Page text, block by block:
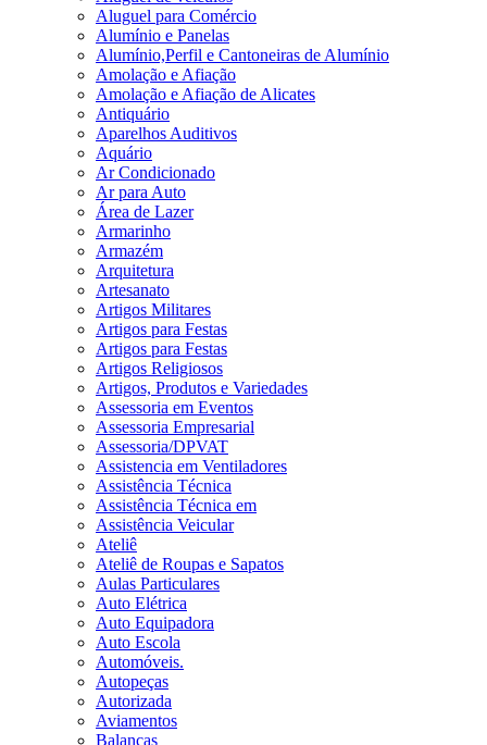
Aluguel para Comércio
Alumínio e Panelas
Alumínio,Perfil e Cantoneiras de Alumínio
Amolação e Afiação
Amolação e Afiação de Alicates
Antiquário
Aparelhos Auditivos
Aquário
Ar Condicionado
Ar para Auto
Área de Lazer
Armarinho
Armazém
Arquitetura
Artesanato
Artigos Militares
Artigos para Festas
Artigos para Festas
Artigos Religiosos
Artigos, Produtos e Variedades
Assessoria em Eventos
Assessoria Empresarial
Assessoria/DPVAT
Assistencia em Ventiladores
Assistência Técnica
Assistência Técnica em
Assistência Veicular
Ateliê
Ateliê de Roupas e Sapatos
Aulas Particulares
Auto Elétrica
Auto Equipadora
Auto Escola
Automóveis.
Autopeças
Autorizada
Aviamentos
Balanças